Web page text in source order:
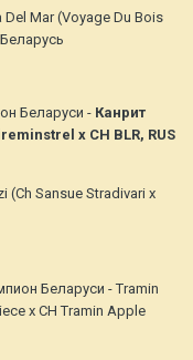
Del Mar (Voyage Du Bois
Беларуси - Канрит
x CH BLR, RUS
Sansue Stradivari x
Беларуси - Tramin
x CH Tramin Apple